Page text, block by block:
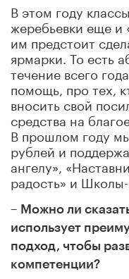
В этом году
жеребьевки еще и
им предстоит
ярмарки. То есть
течение всего
помощь, про тех,
вносить свой
средства на
В прошлом году
рублей и
ангелу»,
радость» и
– Можно ли
использует
подход, чтобы
компетенции?